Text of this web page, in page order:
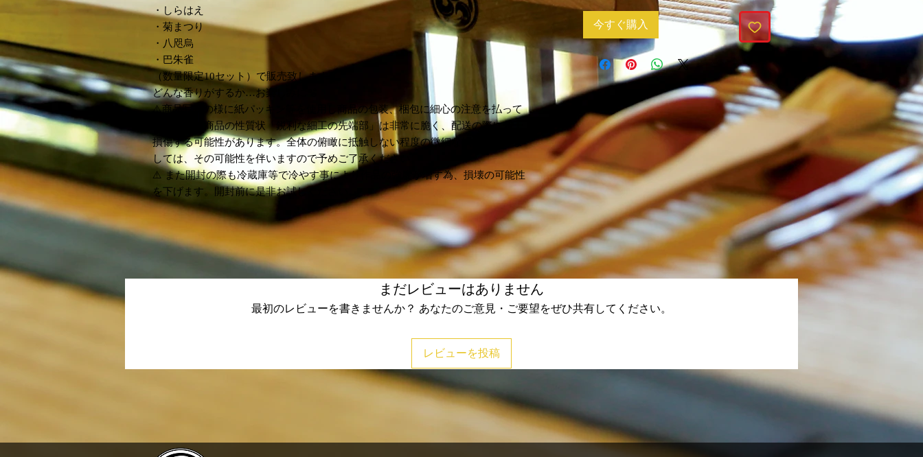
・しらはえ
・菊まつり
・八咫烏
・巴朱雀
（数量限定10セット）で販売致します‼️
どんな香りがするか…お楽しみに🫧
⚠️商品写真の様に紙パッキン等を使用し商品の包装、梱包に細心の注意を払って
おりますが商品の性質状「鋭利な細工の先端部」は非常に脆く、配送の際に若干
損傷する可能性があります。全体の俯瞰に抵触しない程度の微細な損壊につきま
しては、その可能性を伴いますので予めご了承ください。
⚠️ また開封の際も冷蔵庫等で冷やす事により作品の強度が増す為、損壊の可能性
を下げます。開封前に是非お試しください。
今すぐ購入
まだレビューはありません
最初のレビューを書きませんか？ あなたのご意見・ご要望をぜひ共有してください。
レビューを投稿